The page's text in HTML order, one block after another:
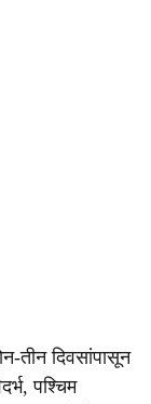
तीन दिवसांपासून
पश्चिम